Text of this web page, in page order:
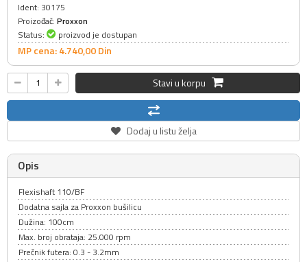
Ident: 30175
Proizođač: Proxxon
Status:
proizvod je dostupan
MP cena: 4.740,00Din
Stavi u korpu
Dodaj u listu želja
Opis
Flexishaft 110/BF
Dodatna sajla za Proxxon bušilicu
Dužina: 100cm
Max. broj obrataja: 25.000 rpm
Prečnik futera: 0.3 - 3.2mm